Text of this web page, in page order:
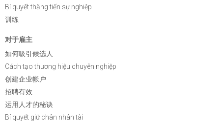
Bí quyết thăng tiến sự nghiệp
训练
对于雇主
如何吸引候选人
Cách tạo thương hiệu chuyên nghiệp
创建企业帐户
招聘有效
运用人才的秘诀
Bí quyết giữ chân nhân tài